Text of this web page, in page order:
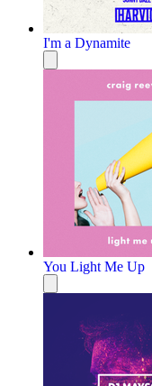
I'm a Dynamite
You Light Me Up